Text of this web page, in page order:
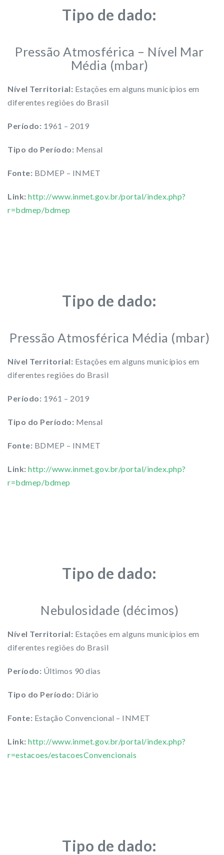
Tipo de dado:
Pressão Atmosférica – Nível Mar
Média (mbar)
Nível Territorial: Estações em alguns municípios em
diferentes regiões do Brasil
Período: 1961 – 2019
Tipo do Período: Mensal
Fonte: BDMEP – INMET
Link: http://www.inmet.gov.br/portal/index.php?
r=bdmep/bdmep
Tipo de dado:
Pressão Atmosférica Média (mbar)
Nível Territorial: Estações em alguns municípios em
diferentes regiões do Brasil
Período: 1961 – 2019
Tipo do Período: Mensal
Fonte: BDMEP – INMET
Link: http://www.inmet.gov.br/portal/index.php?
r=bdmep/bdmep
Tipo de dado:
Nebulosidade (décimos)
Nível Territorial: Estações em alguns municípios em
diferentes regiões do Brasil
Período: Últimos 90 dias
Tipo do Período: Diário
Fonte: Estação Convencional – INMET
Link: http://www.inmet.gov.br/portal/index.php?
r=estacoes/estacoesConvencionais
Tipo de dado: